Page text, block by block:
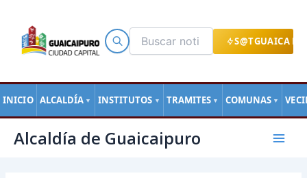
S@TGUAICA
INICIO ALCALDÍA ▼ INSTITUTOS ▼ TRAMITES ▼ COMUNAS ▼
contenido
Alcaldía de Guaicaipuro
Main
de